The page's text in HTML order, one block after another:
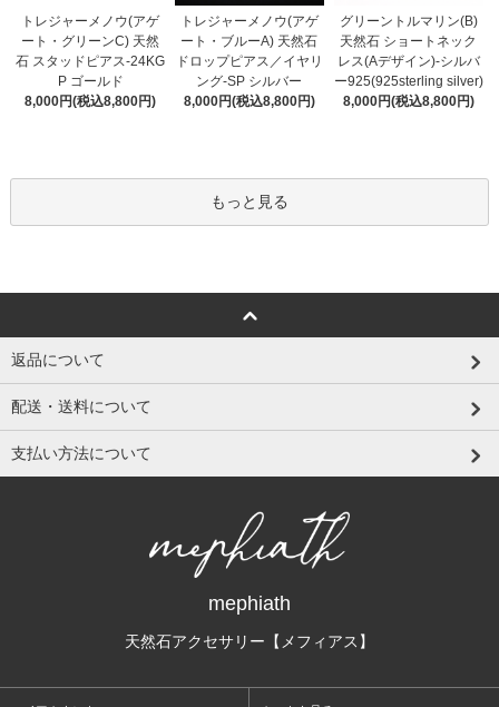
トレジャーメノウ(アゲ
ート・グリーンC) 天然
石 スタッドピアス-24KG
P ゴールド
8,000円(税込8,800円)
トレジャーメノウ(アゲ
ート・ブルーA) 天然石
ドロップピアス／イヤリ
ング-SP シルバー
8,000円(税込8,800円)
グリーントルマリン(B)
天然石 ショートネック
レス(Aデザイン)-シルバ
ー925(925sterling silver)
8,000円(税込8,800円)
もっと見る
返品について
配送・送料について
支払い方法について
mephiath
天然石アクセサリー【メフィアス】